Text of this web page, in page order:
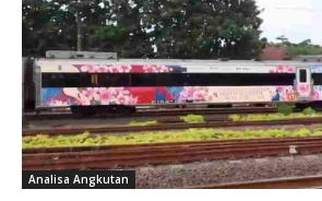
Analisa Angkutan